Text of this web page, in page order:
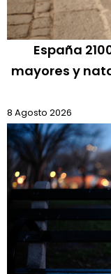
España
mayores y
8 Agosto 2026